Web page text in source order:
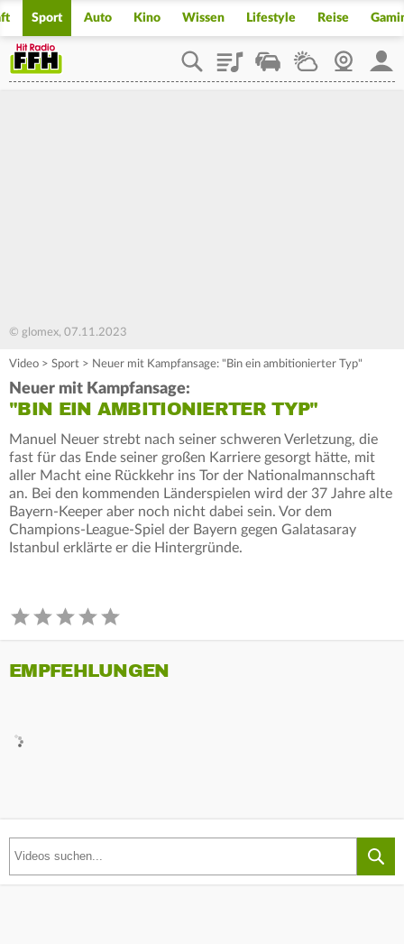
Sport Auto Kino Wissen Lifestyle Reise
PlaylistStaupilotWetterWebcam
© glomex, 07.11.2023
Video > Sport > Neuer mit Kampfansage: "Bin ein ambitionierter Typ"
Neuer mit Kampfansage:
"BIN EIN AMBITIONIERTER TYP"
Manuel Neuer strebt nach seiner schweren Verletzung, die
fast für das Ende seiner großen Karriere gesorgt hätte, mit
aller Macht eine Rückkehr ins Tor der Nationalmannschaft
an. Bei den kommenden Länderspielen wird der 37 Jahre alte
Bayern-Keeper aber noch nicht dabei sein. Vor dem
Champions-League-Spiel der Bayern gegen Galatasaray
Istanbul erklärte er die Hintergründe.
EMPFEHLUNGEN